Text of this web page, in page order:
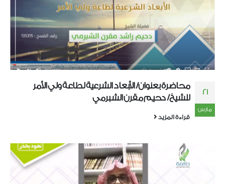
21
مارس
محاضرة بعنوان/ الأبعاد الشرعية لطاعة ولي الأمر
للشيخ/ دحيم مقرن الشبرمي
قراءة المزيد